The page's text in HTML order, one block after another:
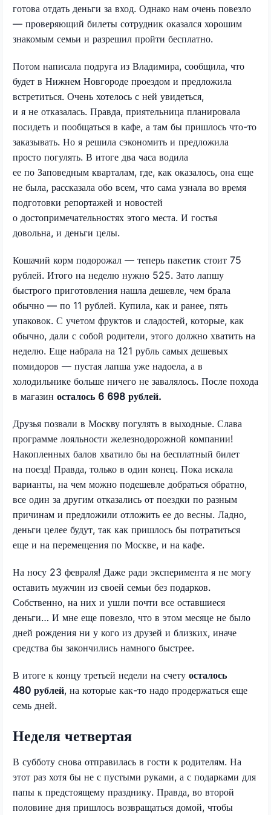
готова отдать деньги за вход. Однако нам очень повезло
— проверяющий билеты сотрудник оказался хорошим
знакомым семьи и разрешил пройти бесплатно.
Потом написала подруга из Владимира, сообщила, что
будет в Нижнем Новгороде проездом и предложила
встретиться. Очень хотелось с ней увидеться,
и я не отказалась. Правда, приятельница планировала
посидеть и пообщаться в кафе, а там бы пришлось что-то
заказывать. Но я решила сэкономить и предложила
просто погулять. В итоге два часа водила
ее по Заповедным кварталам, где, как оказалось, она еще
не была, рассказала обо всем, что сама узнала во время
подготовки репортажей и новостей
о достопримечательностях этого места. И гостья
довольна, и деньги целы.
Кошачий корм подорожал — теперь пакетик стоит 75
рублей. Итого на неделю нужно 525. Зато лапшу
быстрого приготовления нашла дешевле, чем брала
обычно — по 11 рублей. Купила, как и ранее, пять
упаковок. С учетом фруктов и сладостей, которые, как
обычно, дали с собой родители, этого должно хватить на
неделю. Еще набрала на 121 рубль самых дешевых
помидоров — пустая лапша уже надоела, а в
холодильнике больше ничего не завалялось. После похода
в магазин осталось 6 698 рублей.
Друзья позвали в Москву погулять в выходные. Слава
программе лояльности железнодорожной компании!
Накопленных балов хватило бы на бесплатный билет
на поезд! Правда, только в один конец. Пока искала
варианты, на чем можно подешевле добраться обратно,
все один за другим отказались от поездки по разным
причинам и предложили отложить ее до весны. Ладно,
деньги целее будут, так как пришлось бы потратиться
еще и на перемещения по Москве, и на кафе.
На носу 23 февраля! Даже ради эксперимента я не могу
оставить мужчин из своей семьи без подарков.
Собственно, на них и ушли почти все оставшиеся
деньги… И мне еще повезло, что в этом месяце не было
дней рождения ни у кого из друзей и близких, иначе
средства бы закончились намного быстрее.
В итоге к концу третьей недели на счету осталось
480 рублей, на которые как-то надо продержаться еще
семь дней.
Неделя четвертая
В субботу снова отправилась в гости к родителям. На
этот раз хотя бы не с пустыми руками, а с подарками для
папы к предстоящему празднику. Правда, во второй
половине дня пришлось возвращаться домой, чтобы